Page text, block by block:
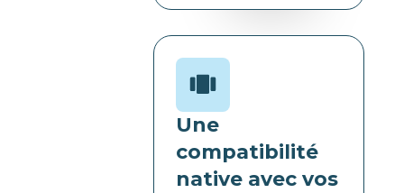
Une
compatibilité
native avec vos